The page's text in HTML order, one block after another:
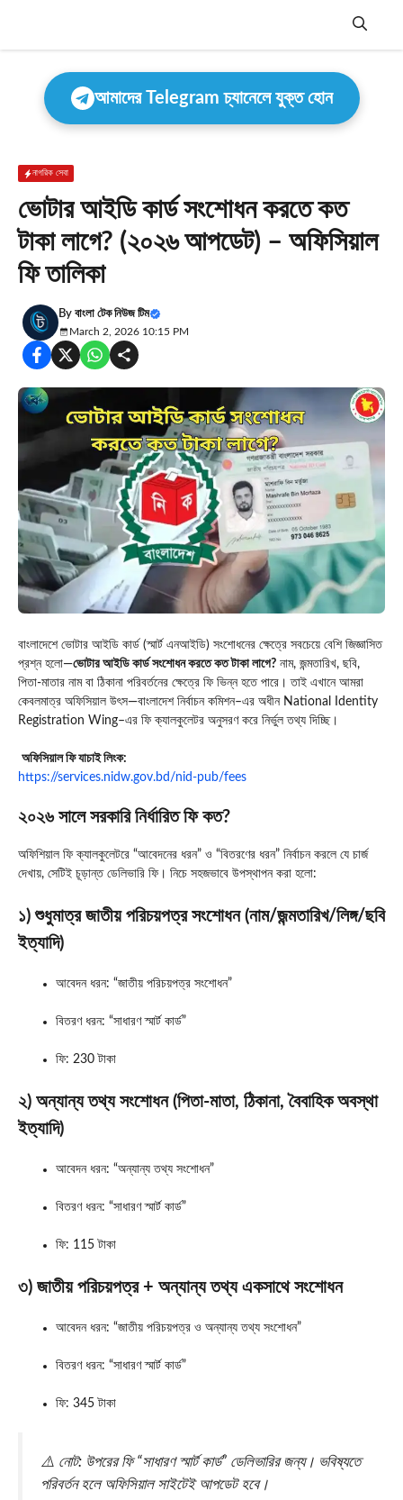
Menu
আমাদের Telegram চ্যানেলে যুক্ত হোন
নাগরিক সেবা
ভোটার আইডি কার্ড সংশোধন করতে কত
টাকা লাগে? (২০২৬ আপডেট) – অফিসিয়াল
ফি তালিকা
By বাংলা টেক নিউজ টিম
March 2, 2026 10:15 PM
বাংলাদেশে ভোটার আইডি কার্ড (স্মার্ট এনআইডি) সংশোধনের ক্ষেত্রে সবচেয়ে বেশি জিজ্ঞাসিত
প্রশ্ন হলো—ভোটার আইডি কার্ড সংশোধন করতে কত টাকা লাগে? নাম, জন্মতারিখ, ছবি,
পিতা-মাতার নাম বা ঠিকানা পরিবর্তনের ক্ষেত্রে ফি ভিন্ন হতে পারে। তাই এখানে আমরা
কেবলমাত্র অফিসিয়াল উৎস—বাংলাদেশ নির্বাচন কমিশন–এর অধীন National Identity
Registration Wing–এর ফি ক্যালকুলেটর অনুসরণ করে নির্ভুল তথ্য দিচ্ছি।
অফিসিয়াল ফি যাচাই লিংক:
https://services.nidw.gov.bd/nid-pub/fees
২০২৬ সালে সরকারি নির্ধারিত ফি কত?
অফিশিয়াল ফি ক্যালকুলেটরে “আবেদনের ধরন” ও “বিতরণের ধরন” নির্বাচন করলে যে চার্জ
দেখায়, সেটিই চূড়ান্ত ডেলিভারি ফি। নিচে সহজভাবে উপস্থাপন করা হলো:
১) শুধুমাত্র জাতীয় পরিচয়পত্র সংশোধন (নাম/জন্মতারিখ/লিঙ্গ/ছবি
ইত্যাদি)
আবেদন ধরন: “জাতীয় পরিচয়পত্র সংশোধন”
বিতরণ ধরন: “সাধারণ স্মার্ট কার্ড”
ফি: 230 টাকা
২) অন্যান্য তথ্য সংশোধন (পিতা-মাতা, ঠিকানা, বৈবাহিক অবস্থা
ইত্যাদি)
আবেদন ধরন: “অন্যান্য তথ্য সংশোধন”
বিতরণ ধরন: “সাধারণ স্মার্ট কার্ড”
ফি: 115 টাকা
৩) জাতীয় পরিচয়পত্র + অন্যান্য তথ্য একসাথে সংশোধন
আবেদন ধরন: “জাতীয় পরিচয়পত্র ও অন্যান্য তথ্য সংশোধন”
বিতরণ ধরন: “সাধারণ স্মার্ট কার্ড”
ফি: 345 টাকা
⚠️ নোট: উপরের ফি “সাধারণ স্মার্ট কার্ড” ডেলিভারির জন্য। ভবিষ্যতে
পরিবর্তন হলে অফিসিয়াল সাইটেই আপডেট হবে।